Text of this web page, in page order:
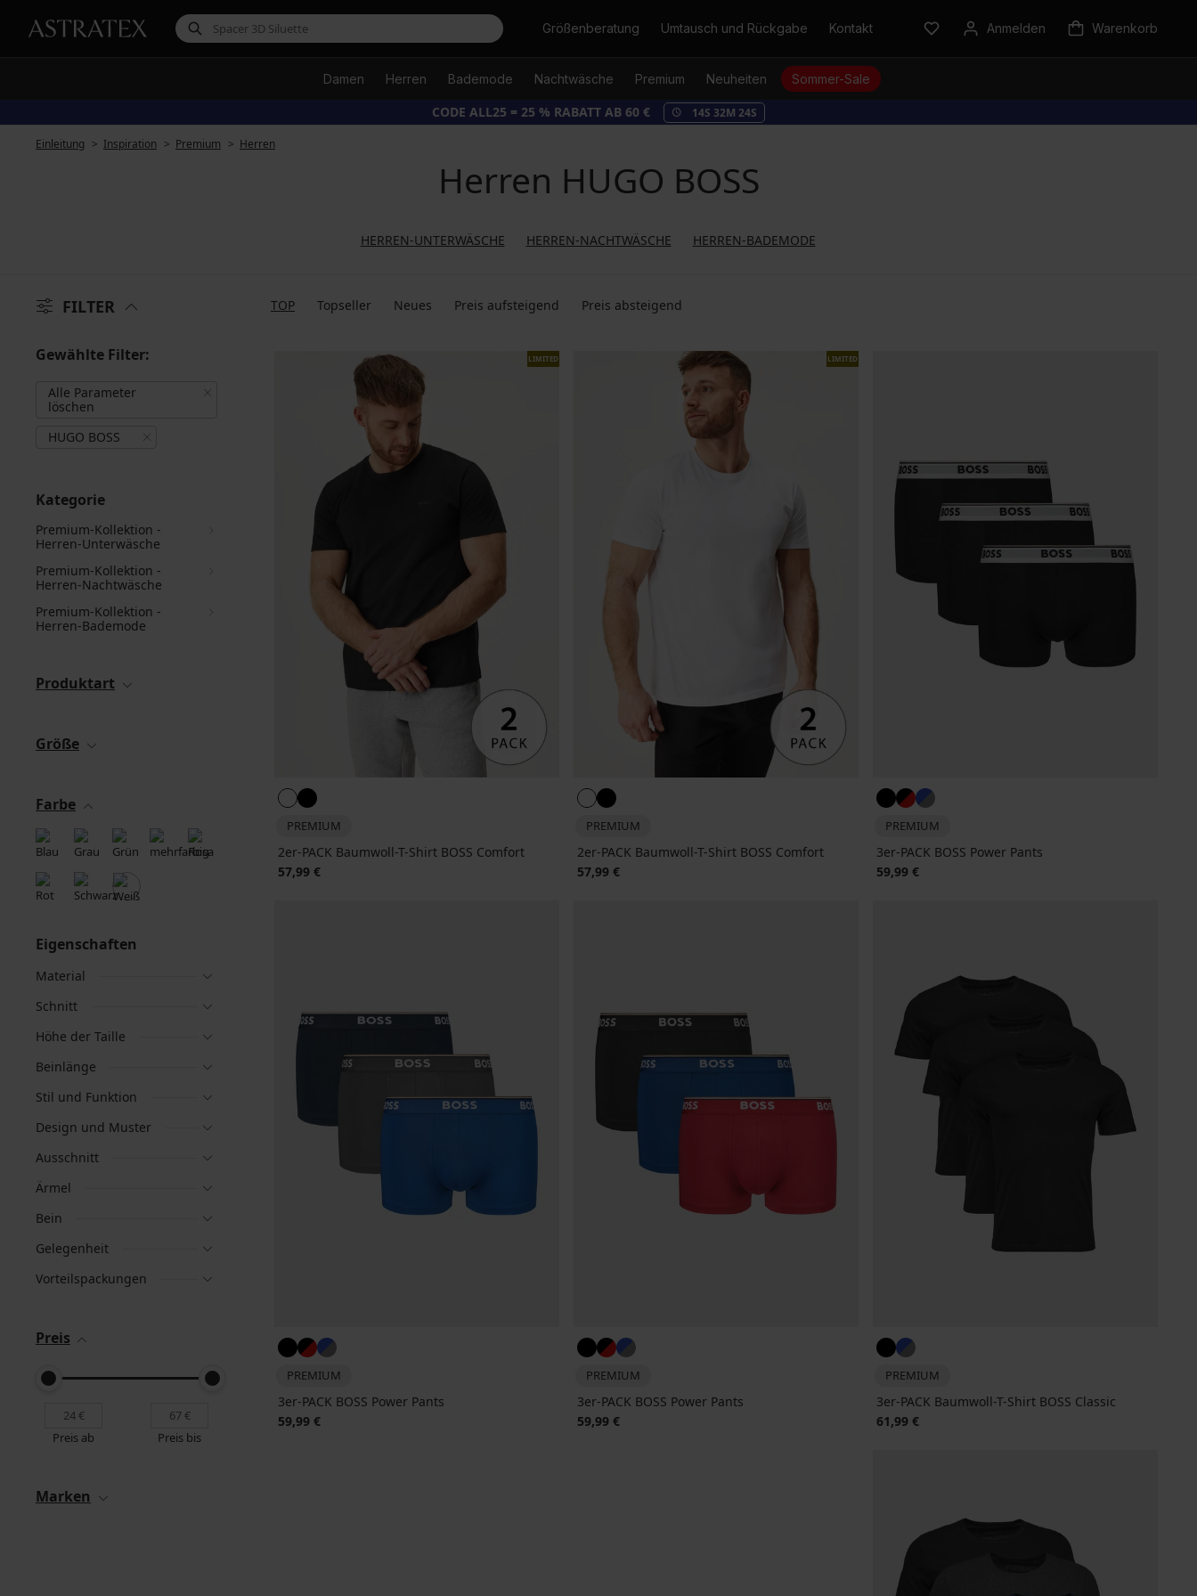
SucheGrößenberatung Umtausch und Rückgabe Kontakt Anmelden Warenkorb
Damen Herren Bademode Nachtwäsche Premium Neuheiten Sommer-Sale
CODE ALL25 = 25 % RABATT AB 60 € 14S 32M 23S
Einleitung Inspiration Premium Herren
Herren HUGO BOSS
HERREN-UNTERWÄSCHE HERREN-NACHTWÄSCHE HERREN-BADEMODE
FILTER TOP Topseller Neues Preis aufsteigend Preis absteigend
Gewählte Filter:
Alle Parameter
löschen
HUGO BOSS
Kategorie
Premium-Kollektion -
Herren-Unterwäsche
Premium-Kollektion -
Herren-Nachtwäsche
Premium-Kollektion -
Herren-Bademode
Produktart
Größe
Farbe
Eigenschaften
Material
Schnitt
Höhe der Taille
Beinlänge
Stil und Funktion
Design und Muster
Ausschnitt
Ärmel
Bein
Gelegenheit
Vorteilspackungen
Preis
Preis ab Preis bis
Marken
LIMITED
PREMIUM
2er-PACK Baumwoll-T-Shirt BOSS Comfort
57,99 €
LIMITED
PREMIUM
2er-PACK Baumwoll-T-Shirt BOSS Comfort
57,99 €
PREMIUM
3er-PACK BOSS Power Pants
59,99 €
PREMIUM
3er-PACK BOSS Power Pants
59,99 €
PREMIUM
3er-PACK BOSS Power Pants
59,99 €
PREMIUM
3er-PACK Baumwoll-T-Shirt BOSS Classic
61,99 €